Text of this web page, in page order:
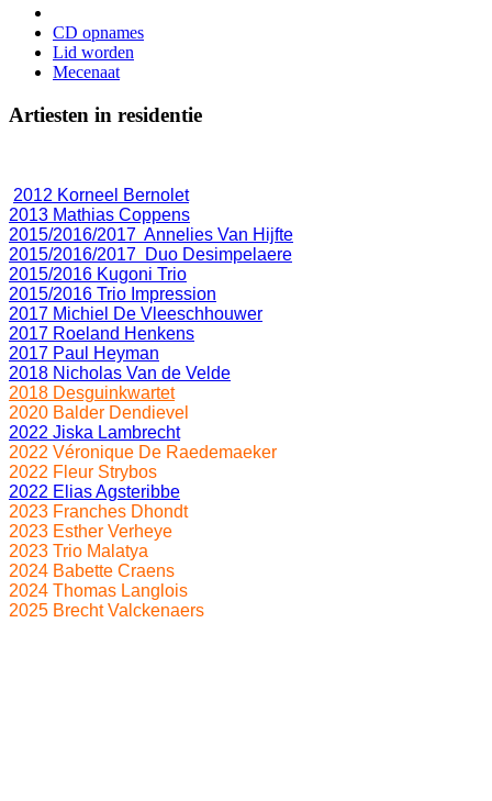
CD opnames
Lid worden
Mecenaat
Artiesten in residentie
2012 Korneel Bernolet
2013 Mathias Coppens
2015/2016/2017 Annelies Van Hijfte
2015/2016/2017 Duo Desimpelaere
2015/2016 Kugoni Trio
2015/2016 Trio Impression
2017 Michiel De Vleeschhouwer
2017 Roeland Henkens
2017 Paul Heyman
2018 Nicholas Van de Velde
2018 Desguinkwartet
2020 Balder Dendievel
2022 Jiska Lambrecht
2022 Véronique De Raedemaeker
2022 Fleur Strybos
2022 Elias Agsteribbe
2023 Franches Dhondt
2023 Esther Verheye
2023 Trio Malatya
2024 Babette Craens
2024 Thomas Langlois
2025 Brecht Valckenaers